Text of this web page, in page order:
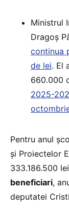
Ministrul
Dragoș
continua
de lei. El
660.000
2025-
Pentru anul
și Proiectelor
333.186.500
beneficiari,
deputatei